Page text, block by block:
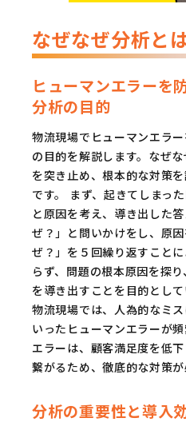
なぜなぜ分析と
ヒューマンエラーを
分析の目的
物流現場でヒューマンエラ
の目的を解説します。なぜ
を突き止め、根本的な対策
です。 まず、起きてしまっ
と原因を考え、導き出した
ぜ？」と問いかけをし、原
ぜ？」を５回繰り返すこと
らず、問題の根本原因を探
を導き出すことを目的として
物流現場では、人為的なミ
いったヒューマンエラーが
エラーは、顧客満足度を低
繋がるため、徹底的な対策が
分析の重要性と導入